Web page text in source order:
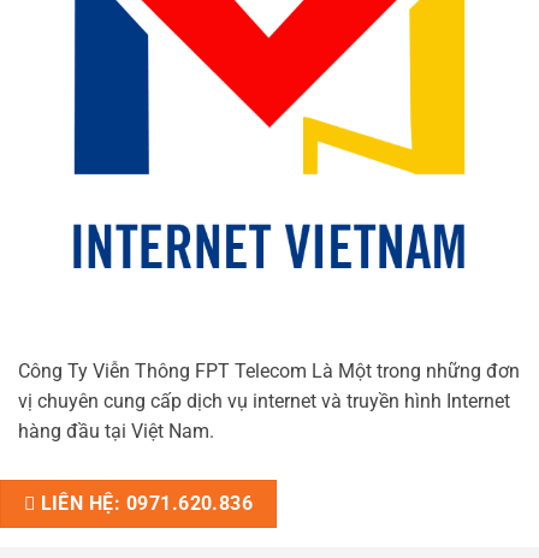
Công Ty Viễn Thông FPT Telecom Là Một trong những đơn
vị chuyên cung cấp dịch vụ internet và truyền hình Internet
hàng đầu tại Việt Nam.
LIÊN HỆ: 0971.620.836